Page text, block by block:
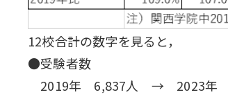
12校合計の数字を見ると，
●受験者数
2019年 6,837人 → 2023年